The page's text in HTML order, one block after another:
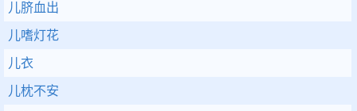
儿脐血出
儿嗜灯花
儿衣
儿枕不安